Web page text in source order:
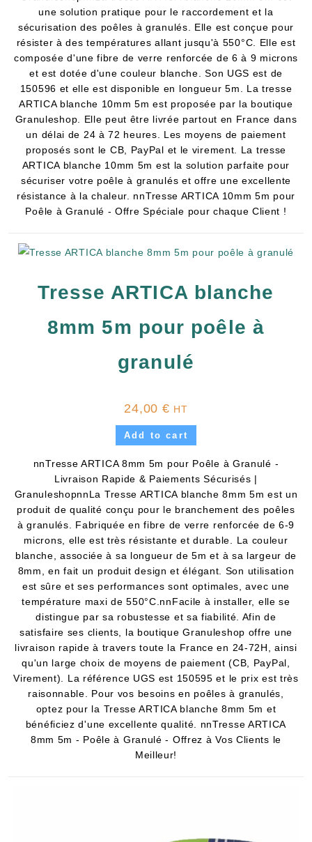
une solution pratique pour le raccordement et la
sécurisation des poêles à granulés. Elle est conçue pour
résister à des températures allant jusqu'à 550°C. Elle est
composée d'une fibre de verre renforcée de 6 à 9 microns
et est dotée d'une couleur blanche. Son UGS est de
150596 et elle est disponible en longueur 5m. La tresse
ARTICA blanche 10mm 5m est proposée par la boutique
Granuleshop. Elle peut être livrée partout en France dans
un délai de 24 à 72 heures. Les moyens de paiement
proposés sont le CB, PayPal et le virement. La tresse
ARTICA blanche 10mm 5m est la solution parfaite pour
sécuriser votre poêle à granulés et offre une excellente
résistance à la chaleur. nnTresse ARTICA 10mm 5m pour
Poêle à Granulé - Offre Spéciale pour chaque Client !
Tresse ARTICA blanche
8mm 5m pour poêle à
granulé
24,00 € HT
Add to cart
nnTresse ARTICA 8mm 5m pour Poêle à Granulé -
Livraison Rapide & Paiements Sécurisés |
GranuleshopnnLa Tresse ARTICA blanche 8mm 5m est un
produit de qualité conçu pour le branchement des poêles
à granulés. Fabriquée en fibre de verre renforcée de 6-9
microns, elle est très résistante et durable. La couleur
blanche, associée à sa longueur de 5m et à sa largeur de
8mm, en fait un produit design et élégant. Son utilisation
est sûre et ses performances sont optimales, avec une
température maxi de 550°C.nnFacile à installer, elle se
distingue par sa robustesse et sa fiabilité. Afin de
satisfaire ses clients, la boutique Granuleshop offre une
livraison rapide à travers toute la France en 24-72H, ainsi
qu'un large choix de moyens de paiement (CB, PayPal,
Virement). La référence UGS est 150595 et le prix est très
raisonnable. Pour vos besoins en poêles à granulés,
optez pour la Tresse ARTICA blanche 8mm 5m et
bénéficiez d'une excellente qualité. nnTresse ARTICA
8mm 5m - Poêle à Granulé - Offrez à Vos Clients le
Meilleur!